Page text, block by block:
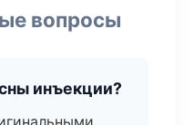
вопросы
инъекции?